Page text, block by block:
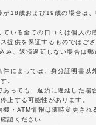
が18歳および19歳の場合は
いる全ての口コミは個人の
提供を保証するものではござ
み、返済遅延しない場合は郵
件によっては、身分証明書以
。
あっても、返済に遅延した場
止する可能性があります。
機・ATM情報は随時変更され
認ください